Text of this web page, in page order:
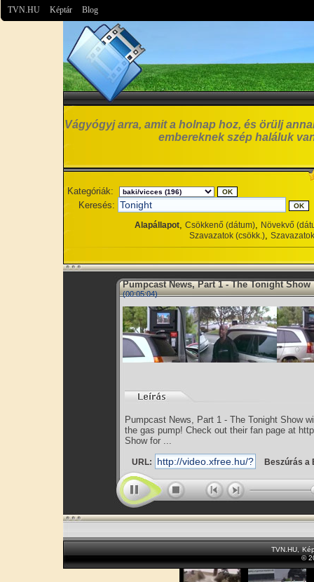
TVN.HU Képtár Blog
Vágyógyj arra, amit a holnap hoz, és örülj
embereknek szép haláluk
Kategóriák:
Keresés:
Alapállapot, Csökkenő (dátum), Növekvő
Szavazatok (csökk.),
Pumpcast News, Part 1 - The Tonight Show
(00:05:04)
Pumpcast News, Part 1 - The Tonight Show
the gas pump! Check out their fan page at
Show for ...
URL: Beszúrás a
TVN.HU
©